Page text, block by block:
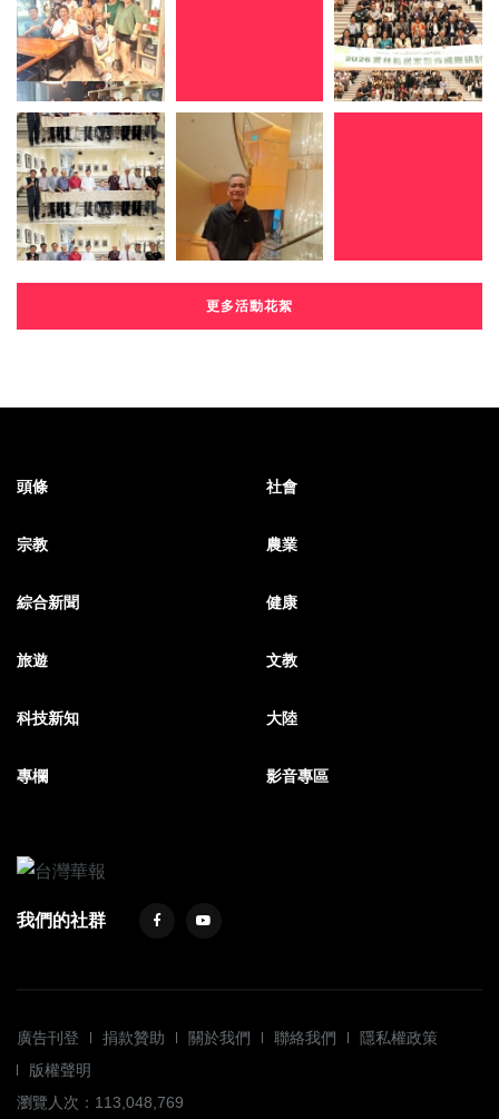
更多活動花絮
頭條 社會
宗教 農業
綜合新聞 健康
旅遊 文教
科技新知 大陸
專欄 影音專區
我們的社群
廣告刊登 捐款贊助 關於我們 聯絡我們
隱私權政策
版權聲明
瀏覽人次：113,048,769